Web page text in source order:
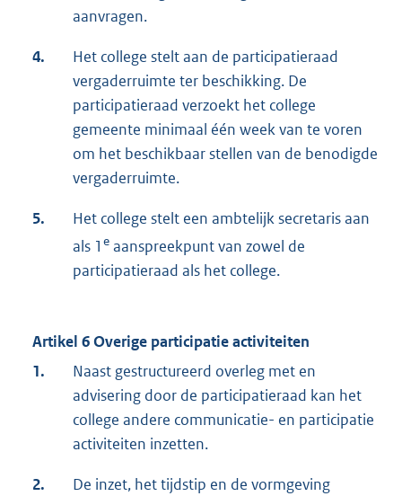
aanvragen.
4.
Het college stelt aan de participatieraad
vergaderruimte ter beschikking. De
participatieraad verzoekt het college
gemeente minimaal één week van te voren
om het beschikbaar stellen van de benodigde
vergaderruimte.
5.
Het college stelt een ambtelijk secretaris aan
als 1 e aanspreekpunt van zowel de
participatieraad als het college.
Artikel 6 Overige participatie activiteiten
1.
Naast gestructureerd overleg met en
advisering door de participatieraad kan het
college andere communicatie- en participatie
activiteiten inzetten.
2.
De inzet, het tijdstip en de vormgeving